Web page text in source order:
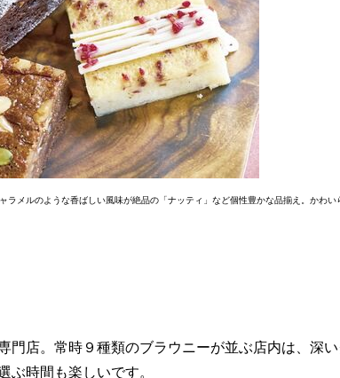
ラメルのような香ばしい風味が絶品の「ナッティ」など個性豊かな品揃え。かわい
店。常時９種類のブラウニーが並ぶ店内は、深
ぶ時間も楽しいです。